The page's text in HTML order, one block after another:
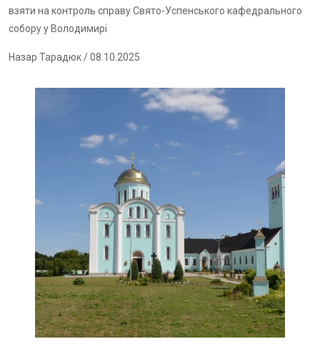
взяти на контроль справу Свято-Успенського кафедрального
собору у Володимирі
Назар Тарадюк/ 08.10.2025